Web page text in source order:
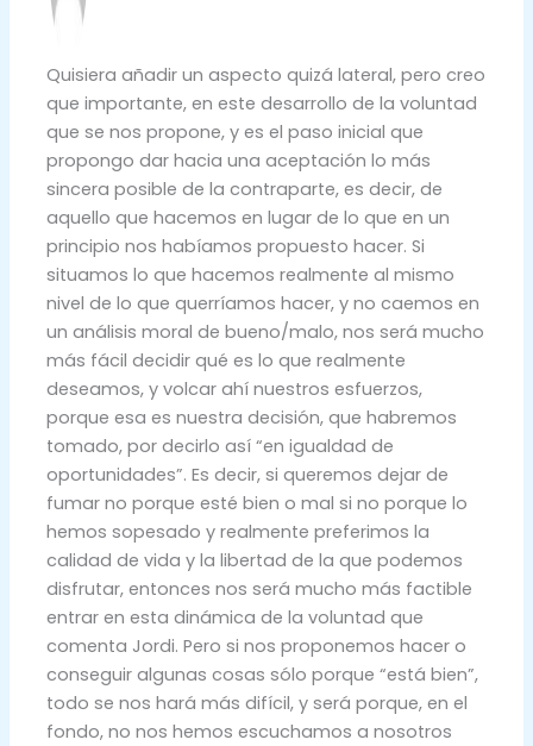
Quisiera añadir un aspecto quizá lateral, pero creo
que importante, en este desarrollo de la voluntad
que se nos propone, y es el paso inicial que
propongo dar hacia una aceptación lo más
sincera posible de la contraparte, es decir, de
aquello que hacemos en lugar de lo que en un
principio nos habíamos propuesto hacer. Si
situamos lo que hacemos realmente al mismo
nivel de lo que querríamos hacer, y no caemos en
un análisis moral de bueno/malo, nos será mucho
más fácil decidir qué es lo que realmente
deseamos, y volcar ahí nuestros esfuerzos,
porque esa es nuestra decisión, que habremos
tomado, por decirlo así “en igualdad de
oportunidades”. Es decir, si queremos dejar de
fumar no porque esté bien o mal si no porque lo
hemos sopesado y realmente preferimos la
calidad de vida y la libertad de la que podemos
disfrutar, entonces nos será mucho más factible
entrar en esta dinámica de la voluntad que
comenta Jordi. Pero si nos proponemos hacer o
conseguir algunas cosas sólo porque “está bien”,
todo se nos hará más difícil, y será porque, en el
fondo, no nos hemos escuchamos a nosotros